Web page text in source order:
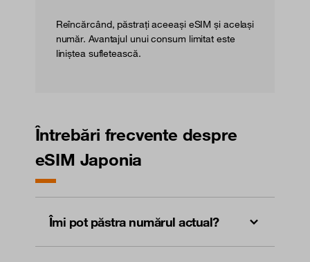
Reîncărcând, păstrați aceeași eSIM și același
număr. Avantajul unui consum limitat este
liniștea sufletească.
Întrebări frecvente despre
eSIM Japonia
Îmi pot păstra numărul actual?